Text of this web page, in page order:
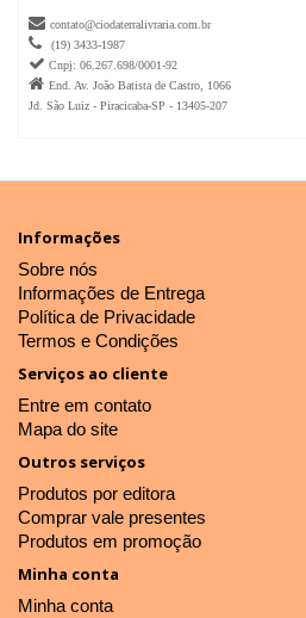
 contato@ciodaterralivraria.com.br
 (19) 3433-1987
 Cnpj: 06.267.698/0001-92
 End. Av. João Batista de Castro, 1066
Jd. São Luiz - Piracicaba-SP - 13405-207
Informações
Sobre nós
Informações de Entrega
Política de Privacidade
Termos e Condições
Serviços ao cliente
Entre em contato
Mapa do site
Outros serviços
Produtos por editora
Comprar vale presentes
Produtos em promoção
Minha conta
Minha conta